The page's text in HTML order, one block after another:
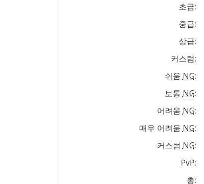
초급:
중급:
상급:
커스텀:
쉬움 NG:
보통 NG:
어려움 NG:
매우 어려움 NG:
커스텀 NG:
PvP:
총: